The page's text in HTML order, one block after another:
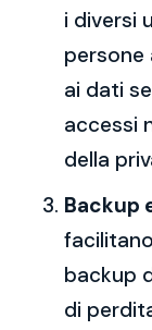
i diversi
persone
ai dati
accessi
della
Backup
backup
di